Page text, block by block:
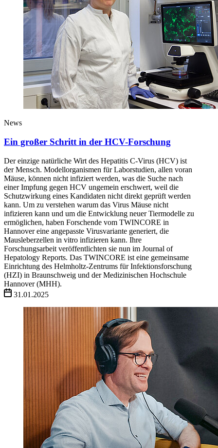
News
Ein großer Schritt in der HCV-Forschung
Der einzige natürliche Wirt des Hepatitis C-Virus (HCV) ist
der Mensch. Modellorganismen für Laborstudien, allen voran
Mäuse, können nicht infiziert werden, was die Suche nach
einer Impfung gegen HCV ungemein erschwert, weil die
Schutzwirkung eines Kandidaten nicht direkt geprüft werden
kann. Um zu verstehen warum das Virus Mäuse nicht
infizieren kann und um die Entwicklung neuer Tiermodelle zu
ermöglichen, haben Forschende vom TWINCORE in
Hannover eine angepasste Virusvariante generiert, die
Mausleberzellen in vitro infizieren kann. Ihre
Forschungsarbeit veröffentlichten sie nun im Journal of
Hepatology Reports. Das TWINCORE ist eine gemeinsame
Einrichtung des Helmholtz-Zentrums für Infektionsforschung
(HZI) in Braunschweig und der Medizinischen Hochschule
Hannover (MHH).
31.01.2025